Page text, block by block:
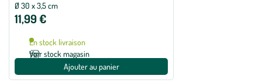
Ø 30 x 3,5 cm
11,99 €
En stock livraison
Voir stock magasin
Ajouter au panier